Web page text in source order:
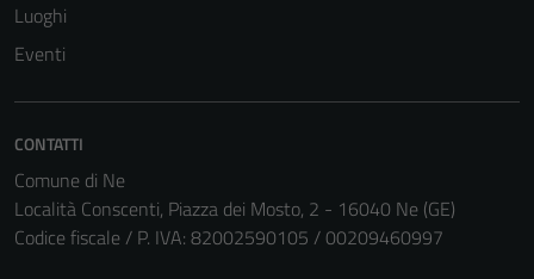
Luoghi
Eventi
CONTATTI
Comune di Ne
Località Conscenti, Piazza dei Mosto, 2 - 16040 Ne (GE)
Codice fiscale / P. IVA: 82002590105 / 00209460997